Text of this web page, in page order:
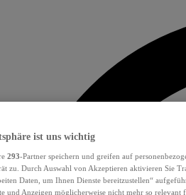
ist uns wichtig
293-Partner speichern und greifen auf
zu. Durch Auswahl von Akzeptieren aktivieren Sie
Daten, um Ihnen Dienste bereitzustellen“
und Anzeigen möglicherweise nicht mehr so relevant